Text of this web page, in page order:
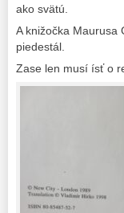
ako svätú.
A knižočka Maurusa
piedestál.
Zase len musí ísť o